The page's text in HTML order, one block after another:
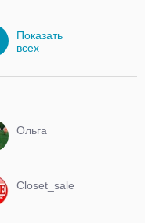
Показать
всех
Ольга
Closet_sale